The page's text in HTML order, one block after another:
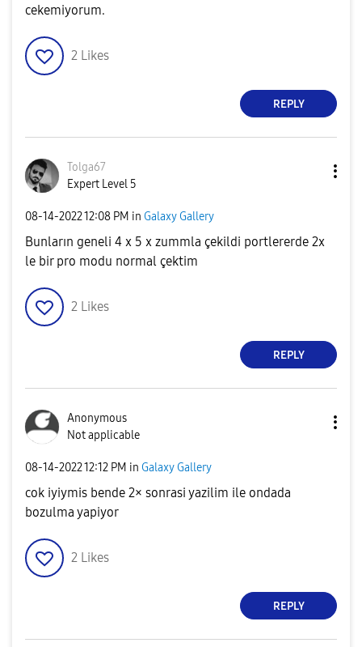
cekemiyorum.
2 Likes
REPLY
Tolga67
Expert Level 5
‎08-14-202212:08 PM in Galaxy Gallery
Bunların geneli 4 x 5 x zummla çekildi portlererde 2x
le bir pro modu normal çektim
2 Likes
REPLY
Anonymous
Not applicable
‎08-14-202212:12 PM in Galaxy Gallery
cok iyiymis bende 2× sonrasi yazilim ile ondada
bozulma yapiyor
2 Likes
REPLY